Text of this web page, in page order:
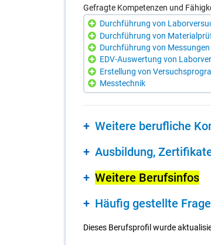
Gefragte Kompetenzen und
Durchführung von
Durchführung von
Durchführung von
EDV-Auswertung von
Erstellung von
Messtechnik
Wei­te­re be­ruf­li­che
Aus­bil­dung,
Wei­te­re Be­rufs­in­fos
Häu­fig ge­stell­te
Dieses Berufsprofil wurde